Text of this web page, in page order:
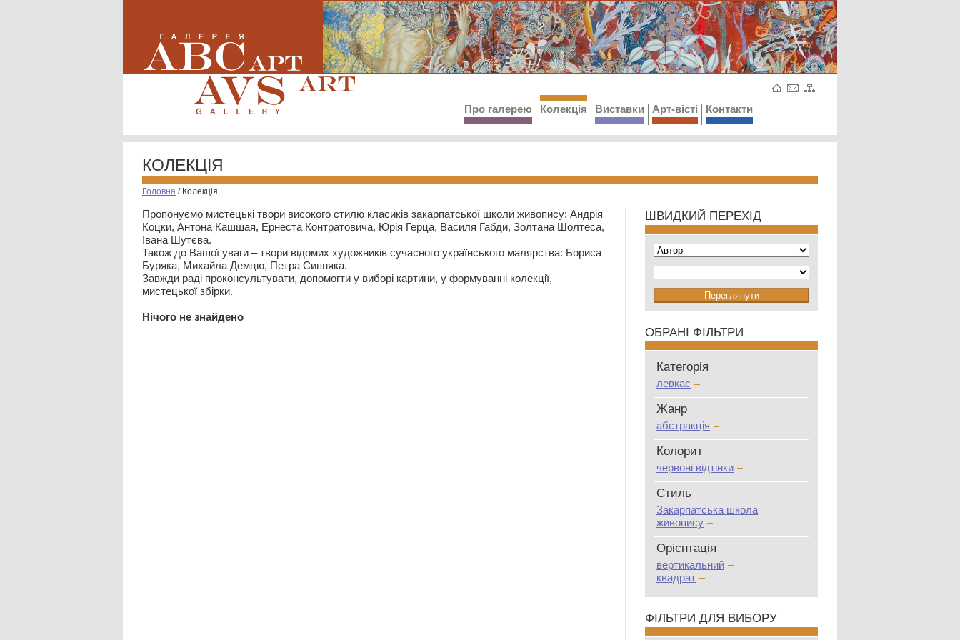
Про галерею Колекція Виставки Арт-вісті Контакти
КОЛЕКЦІЯ
Головна / Колекція
Пропонуємо мистецькі твори високого стилю класиків закарпатської школи живопису: Андрія
Коцки, Антона Кашшая, Ернеста Контратовича, Юрія Герца, Василя Габди, Золтана Шолтеса,
Івана Шутєва.
Також до Вашої уваги – твори відомих художників сучасного українського малярства: Бориса
Буряка, Михайла Демцю, Петра Сипняка.
Завжди раді проконсультувати, допомогти у виборі картини, у формуванні колекції,
мистецької збірки.
Нiчого не знайдено
ШВИДКИЙ ПЕРЕХІД
ОБРАНІ ФІЛЬТРИ
Категорія
левкас
Жанр
абстракція
Колорит
червоні відтінки
Стиль
Закарпатська школа
живопису
Oрієнтація
вертикальний
квадрат
ФІЛЬТРИ ДЛЯ ВИБОРУ